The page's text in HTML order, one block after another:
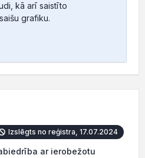
kā arī saistīto
grafiku.
Izslēgts no reģistra, 17.07.2024
ar ierobežotu